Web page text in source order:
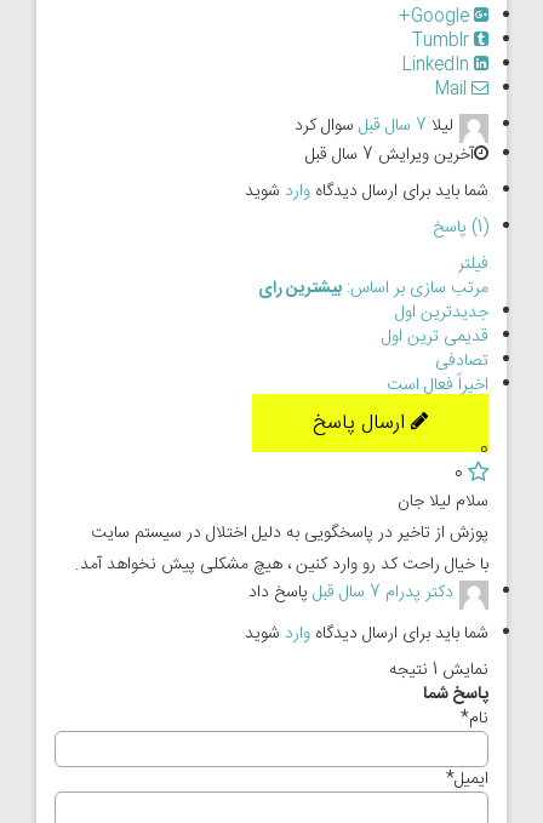
لیلا 7 سال قبل
سوال کرد
آخرین ویرایش 7 سال قبل
شما باید برای ارسال دیدگاه وارد شوید
(1) پاسخ
فیلتر
مرتب سازی بر اساس: بیشترین رای
جدیدترین اول
قدیمی ترین اول
تصادفی
اخیراً فعال است
ارسال پاسخ
0
0
سلام لیلا جان
پوزش از تاخیر در پاسخگویی به دلیل اختلال در سیستم سایت
با خیال راحت کد رو وارد کنین ، هیچ مشکلی پیش نخواهد آمد.
دکتر پدرام 7 سال قبل
پاسخ داد
شما باید برای ارسال دیدگاه وارد شوید
نمایش 1 نتیجه
پاسخ شما
نام*
ایمیل*